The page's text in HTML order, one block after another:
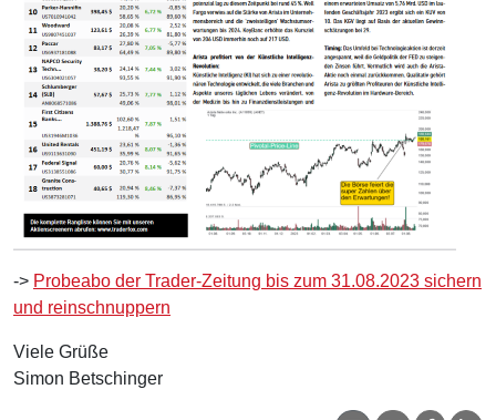
-> Probeabo der Trader-Zeitung bis zum 31.08.2023 sichern
und reinschnuppern
Viele Grüße
Simon Betschinger